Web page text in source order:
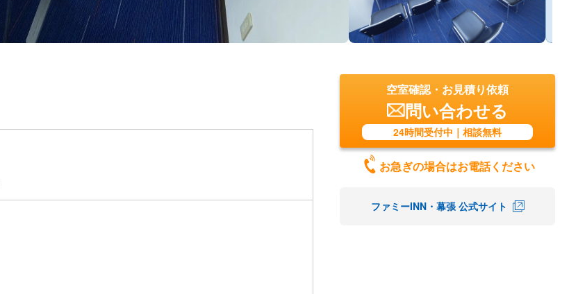
空室確認・お見積り依頼
問い合わせる
24時間受付中｜相談無料
お急ぎの場合はお電話ください
ファミーINN・幕張 公式サイト